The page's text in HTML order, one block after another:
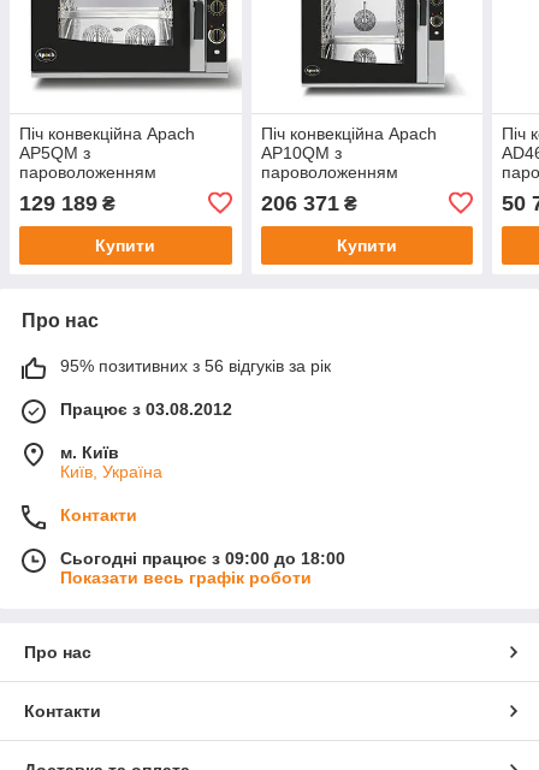
Піч конвекційна Apach
AP5QM з
пароволоженням
129 189 ₴
Купити
Піч конвекційна Apach
AP10QM з
пароволоженням
206 371₴
Купити
Піч
50
Про нас
95% позитивних з 56 відгуків за рік
Працює з 03.08.2012
м. Київ
Київ, Україна
Контакти
Сьогодні працює з 09:00 до 18:00
Показати весь графік роботи
Про нас
Контакти